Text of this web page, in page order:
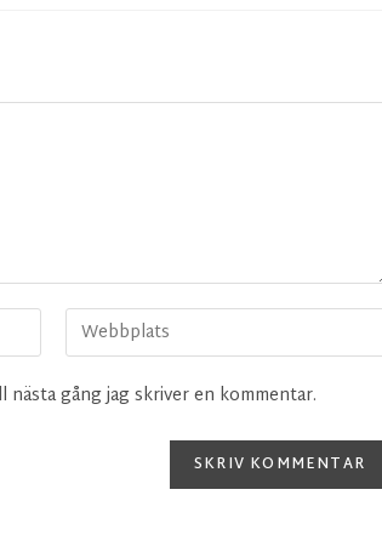
gång jag skriver en kommentar.